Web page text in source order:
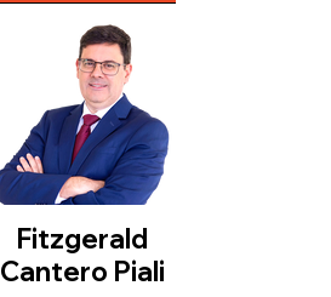
Fitzgerald
Cantero Piali